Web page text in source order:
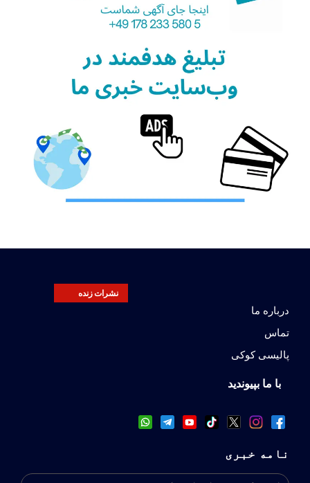
نشرات زنده
درباره ما
تماس
پالیسی کوکی
با ما بپیوندید
نامه خبری